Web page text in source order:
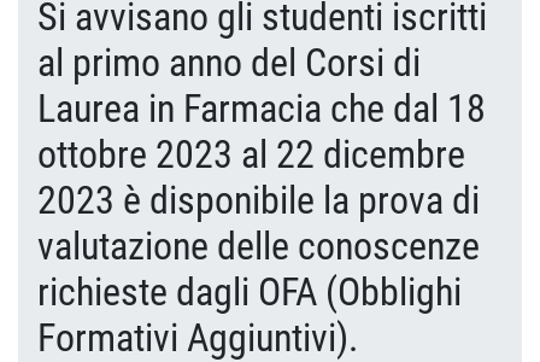
Si avvisano gli studenti iscritti
al primo anno del Corsi di
Laurea in Farmacia che dal 18
ottobre 2023 al 22 dicembre
2023 è disponibile la prova di
valutazione delle conoscenze
richieste dagli OFA (Obblighi
Formativi Aggiuntivi).